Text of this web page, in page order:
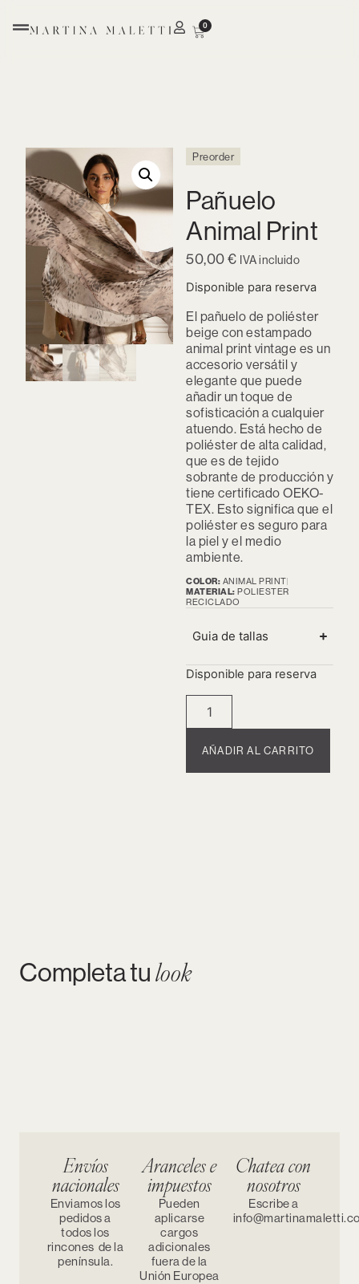
0
Preorder
Pañuelo
Animal Print
50,00€ IVA incluido
Disponible para reserva
El pañuelo de poliéster
beige con estampado
animal print vintage es un
accesorio versátil y
elegante que puede
añadir un toque de
sofisticación a cualquier
atuendo. Está hecho de
poliéster de alta calidad,
que es de tejido
sobrante de producción y
tiene certificado OEKO-
TEX. Esto significa que el
poliéster es seguro para
la piel y el medio
ambiente.
COLOR: ANIMAL PRINT
MATERIAL: POLIESTER
RECICLADO
Guia de tallas
Disponible para reserva
AÑADIR AL CARRITO
Completa tu look
Envíos
nacionales
Enviamos los
pedidos a
todos los
rincones de la
península.
Aranceles e
impuestos
Pueden
aplicarse
cargos
adicionales
fuera de la
Unión Europea
Chatea con
nosotros
Escribe a